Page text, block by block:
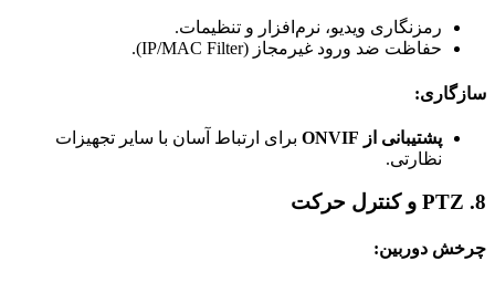
رمزنگاری ویدیو، نرم‌افزار و تنظیمات.
حفاظت ضد ورود غیرمجاز (IP/MAC Filter).
سازگاری:
پشتیبانی از ONVIF
برای ارتباط آسان با سایر تجهیزات
نظارتی.
8. PTZ و کنترل حرکت
چرخش دوربین: